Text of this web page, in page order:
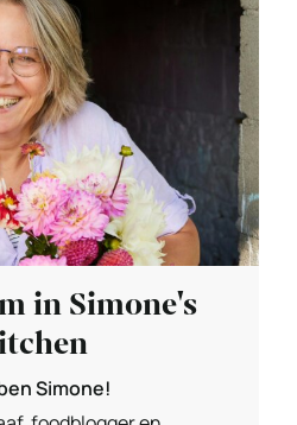
in Simone's
Simone!